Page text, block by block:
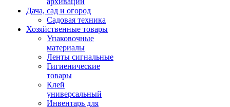
Дача, сад и огород
Садовая техника
Хозяйственные товары
Упаковочные
материалы
Ленты сигнальные
Гигиенические
товары
Клей
универсальный
Инвентарь для